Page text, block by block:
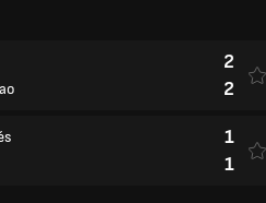
2
2
1
1